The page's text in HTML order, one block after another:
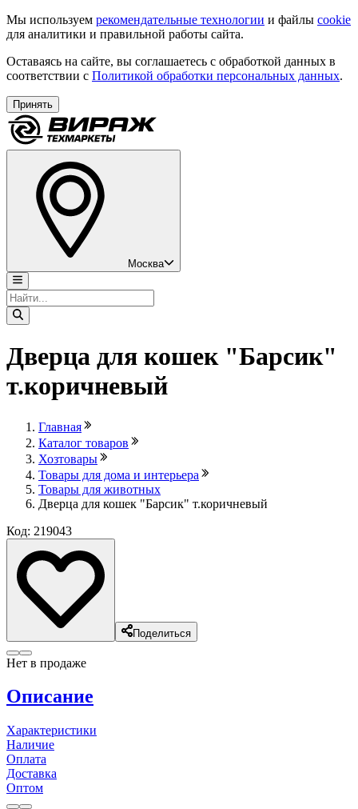
Мы используем рекомендательные технологии и файлы cookie
для аналитики и правильной работы сайта.
Оставаясь на сайте, вы соглашаетесь с обработкой данных в
соответствии с Политикой обработки персональных данных.
Принять
Москва
Дверца для кошек "Барсик"
т.коричневый
Главная
Каталог товаров
Хозтовары
Товары для дома и интерьера
Товары для животных
Дверца для кошек "Барсик" т.коричневый
Код: 219043
Поделиться
Нет в продаже
Описание
Характеристики
Наличие
Оплата
Доставка
Оптом